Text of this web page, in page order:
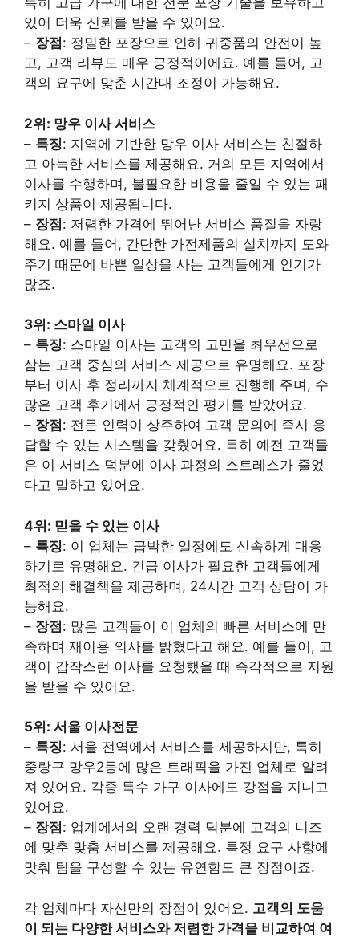
있어 더욱 신뢰를 받을 수 있어요.
– 장점 : 정밀한 포장으로 인해 귀중품의 안전이 높
고, 고객 리뷰도 매우 긍정적이에요. 예를 들어, 고
객의 요구에 맞춘 시간대 조정이 가능해요.
2위: 망우 이사 서비스
– 특징: 지역에 기반한 망우 이사 서비스는 친절하
고 아늑한 서비스를 제공해요. 거의 모든 지역에서
이사를 수행하며, 불필요한 비용을 줄일 수 있는 패
키지 상품이 제공됩니다.
– 장점: 저렴한 가격에 뛰어난 서비스 품질을 자랑
해요. 예를 들어, 간단한 가전제품의 설치까지 도와
주기 때문에 바쁜 일상을 사는 고객들에게 인기가
많죠.
3위: 스마일 이사
– 특징: 스마일 이사는 고객의 고민을 최우선으로
삼는 고객 중심의 서비스 제공으로 유명해요. 포장
부터 이사 후 정리까지 체계적으로 진행해 주며, 수
많은 고객 후기에서 긍정적인 평가를 받았어요.
– 장점 : 전문 인력이 상주하여 고객 문의에 즉시 응
답할 수 있는 시스템을 갖췄어요. 특히 예전 고객들
은 이 서비스 덕분에 이사 과정의 스트레스가 줄었
다고 말하고 있어요.
4위: 믿을 수 있는 이사
– 특징: 이 업체는 급박한 일정에도 신속하게 대응
하기로 유명해요. 긴급 이사가 필요한 고객들에게
최적의 해결책을 제공하며, 24시간 고객 상담이 가
능해요.
– 장점: 많은 고객들이 이 업체의 빠른 서비스에 만
족하며 재이용 의사를 밝혔다고 해요. 예를 들어, 고
객이 갑작스런 이사를 요청했을 때 즉각적으로 지원
을 받을 수 있어요.
5위: 서울 이사전문
– 특징: 서울 전역에서 서비스를 제공하지만, 특히
중랑구 망우2동에 많은 트래픽을 가진 업체로 알려
져 있어요. 각종 특수 가구 이사에도 강점을 지니고
있어요.
– 장점 : 업계에서의 오랜 경력 덕분에 고객의 니즈
에 맞춘 맞춤 서비스를 제공해요. 특정 요구 사항에
맞춰 팀을 구성할 수 있는 유연함도 큰 장점이죠.
각 업체마다 자신만의 장점이 있어요. 고객의 도움
이 되는 다양한 서비스와 저렴한 가격을 비교하여 여